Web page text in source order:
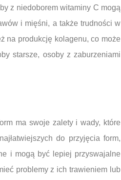
z niedoborem witaminy C mogą
i mięśni, a także trudności w
na produkcję kolagenu, co może
starsze, osoby z zaburzeniami
ma swoje zalety i wady, które
do przyjęcia form,
i mogą być lepiej przyswajalne
problemy z ich trawieniem lub